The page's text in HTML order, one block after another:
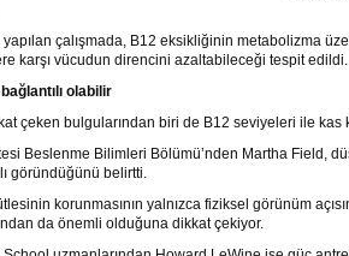
çalışmada, B12 eksikliğinin metabolizma
karşı vücudun direncini azaltabileceği tespit edildi.
olabilir
çeken bulgularından biri de B12 seviyeleri ile
Beslenme Bilimleri Bölümü’nden Martha Field,
göründüğünü belirtti.
korunmasının yalnızca fiziksel görünüm
da önemli olduğuna dikkat çekiyor.